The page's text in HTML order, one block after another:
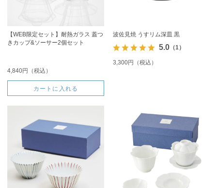
【WEB限定セット】耐熱ガラス 蓋つ
きカップ&ソーサー2個セット
4,840円（税込）
カートに入れる
波佐見焼 うすリム深皿 黒
5.0（1）
3,300円（税込）